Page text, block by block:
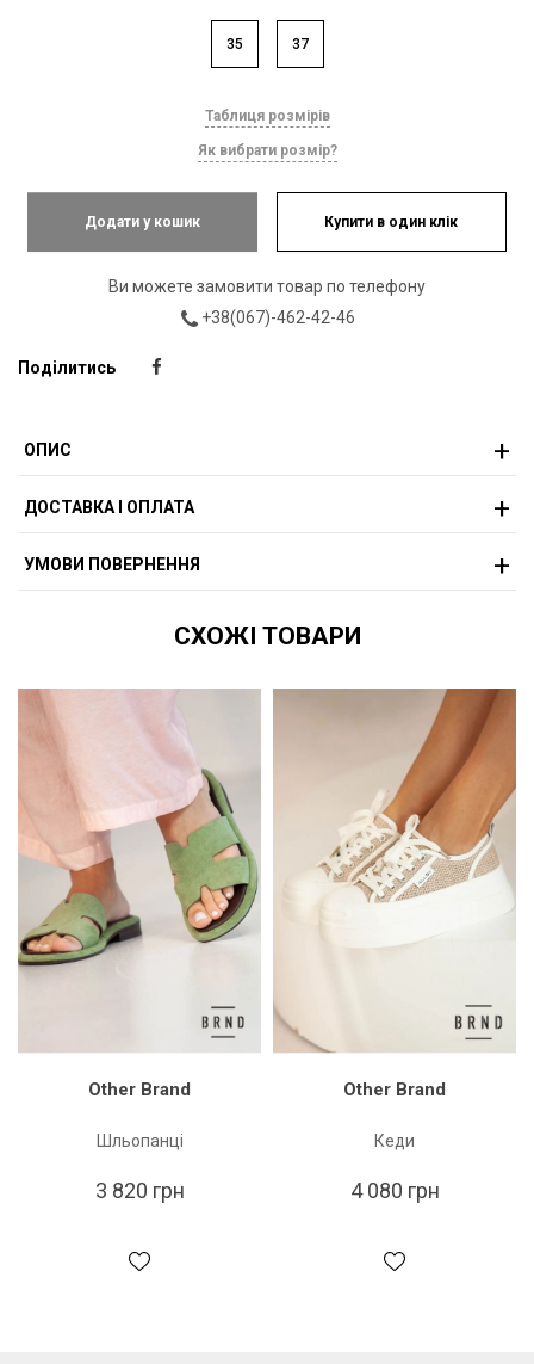
35 37
Таблиця розмірів
Як вибрати розмір?
Додати у кошик Купити в один клік
Ви можете замовити товар по телефону
+38(067)-462-42-46
Поділитись
ОПИС
ДОСТАВКА І ОПЛАТА
УМОВИ ПОВЕРНЕННЯ
СХОЖІ ТОВАРИ
Other Brand
Шльопанці
3 820 грн
Other Brand
Кеди
4 080 грн